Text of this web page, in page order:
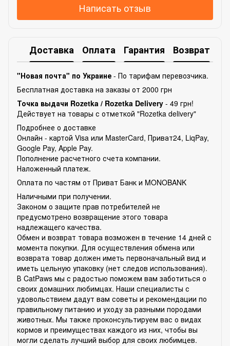
Написать отзыв
Доставка Оплата Гарантия Возврат
"Новая почта" по Украине - По тарифам перевозчика.
Бесплатная доставка на заказы от 2000 грн
Точка выдачи Rozetka / Rozetka Delivery - 49 грн!
Действует на товары с отметкой "Rozetka delivery"
Подробнее о доставке
Онлайн - картой Visa или MasterCard, Приват24, LiqPay,
Google Pay, Apple Pay.
Пополнение расчетного счета компании.
Наложенный платеж.
Оплата по частям от Приват Банк и MONOBANK
Наличными при получении.
Законом о защите прав потребителей не
предусмотрено возвращение этого товара
надлежащего качества.
Обмен и возврат товара возможен в течение 14 дней с
момента покупки. Для осуществления обмена или
возврата товар должен иметь первоначальный вид и
иметь цельную упаковку (нет следов использования).
В CatPaws мы с радостью поможем вам заботиться о
своих домашних любимцах. Наши специалисты с
удовольствием дадут вам советы и рекомендации по
правильному питанию и уходу за разными породами
животных. Мы также проконсультируем вас о видах
кормов и преимуществах каждого из них, чтобы вы
могли сделать лучший выбор для своих любимцев.